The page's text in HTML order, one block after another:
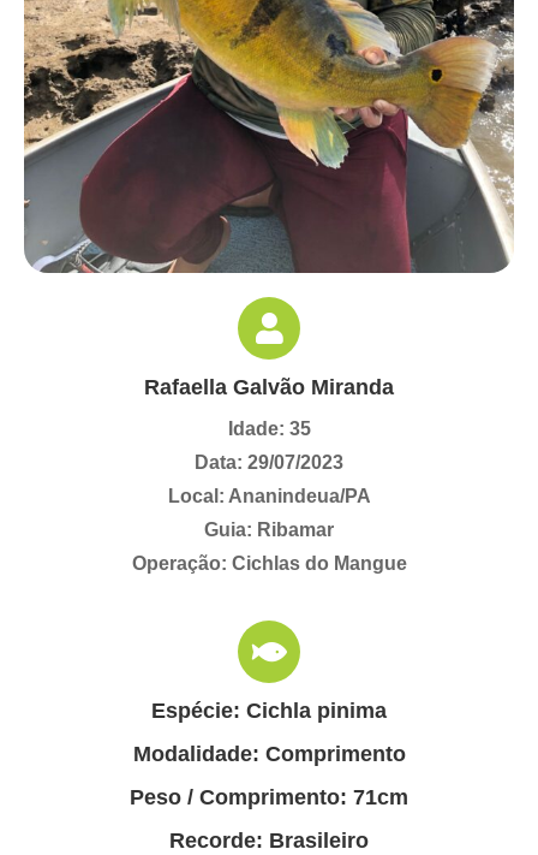
Rafaella Galvão Miranda
Idade: 35
Data: 29/07/2023
Local: Ananindeua/PA
Guia: Ribamar
Operação: Cichlas do Mangue
Espécie: Cichla pinima
Modalidade: Comprimento
Peso / Comprimento: 71cm
Recorde: Brasileiro